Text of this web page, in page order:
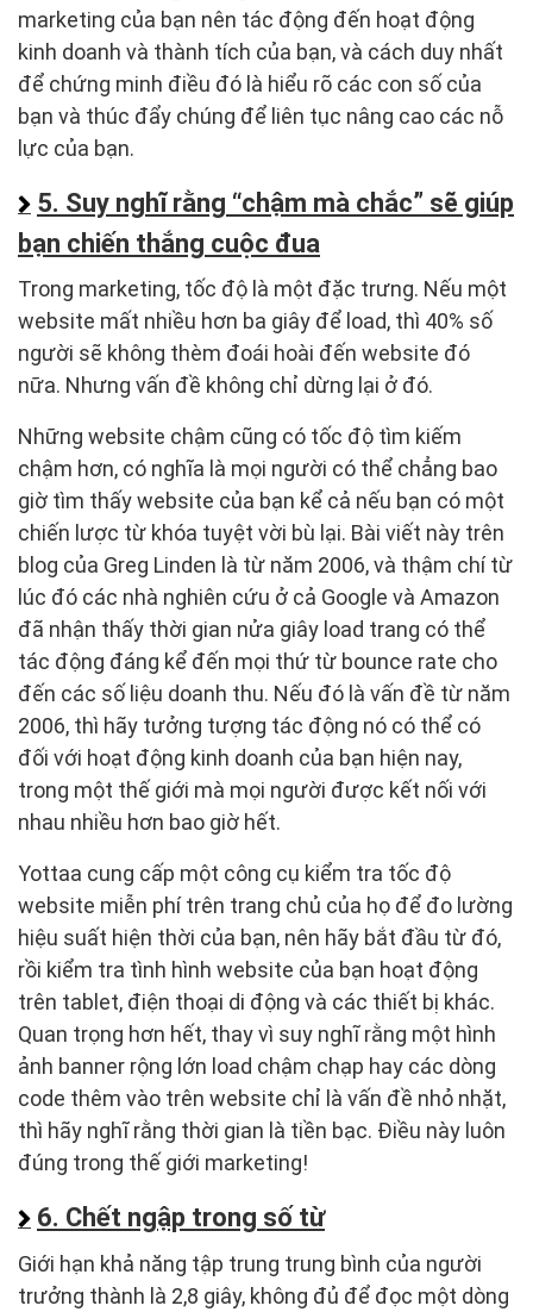
marketing của bạn nên tác động đến hoạt động
kinh doanh và thành tích của bạn, và cách duy nhất
để chứng minh điều đó là hiểu rõ các con số của
bạn và thúc đẩy chúng để liên tục nâng cao các nỗ
lực của bạn.
5. Suy nghĩ rằng “chậm mà chắc” sẽ giúp
bạn chiến thắng cuộc đua
Trong marketing, tốc độ là một đặc trưng. Nếu một
website mất nhiều hơn ba giây để load, thì 40% số
người sẽ không thèm đoái hoài đến website đó
nữa. Nhưng vấn đề không chỉ dừng lại ở đó.
Những website chậm cũng có tốc độ tìm kiếm
chậm hơn, có nghĩa là mọi người có thể chẳng bao
giờ tìm thấy website của bạn kể cả nếu bạn có một
chiến lược từ khóa tuyệt vời bù lại. Bài viết này trên
blog của Greg Linden là từ năm 2006, và thậm chí từ
lúc đó các nhà nghiên cứu ở cả Google và Amazon
đã nhận thấy thời gian nửa giây load trang có thể
tác động đáng kể đến mọi thứ từ bounce rate cho
đến các số liệu doanh thu. Nếu đó là vấn đề từ năm
2006, thì hãy tưởng tượng tác động nó có thể có
đối với hoạt động kinh doanh của bạn hiện nay,
trong một thế giới mà mọi người được kết nối với
nhau nhiều hơn bao giờ hết.
Yottaa cung cấp một công cụ kiểm tra tốc độ
website miễn phí trên trang chủ của họ để đo lường
hiệu suất hiện thời của bạn, nên hãy bắt đầu từ đó,
rồi kiểm tra tình hình website của bạn hoạt động
trên tablet, điện thoại di động và các thiết bị khác.
Quan trọng hơn hết, thay vì suy nghĩ rằng một hình
ảnh banner rộng lớn load chậm chạp hay các dòng
code thêm vào trên website chỉ là vấn đề nhỏ nhặt,
thì hãy nghĩ rằng thời gian là tiền bạc. Điều này luôn
đúng trong thế giới marketing!
6. Chết ngập trong số từ
Giới hạn khả năng tập trung trung bình của người
trưởng thành là 2,8 giây, không đủ để đọc một dòng